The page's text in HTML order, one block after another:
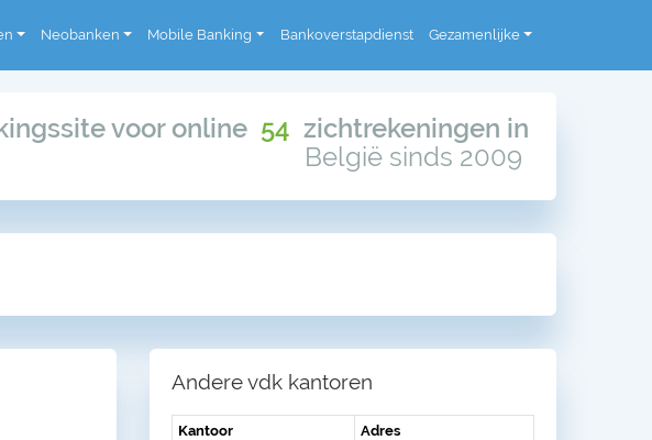
Neobanken Mobile Banking Bankoverstapdienst Gezamenlijke
voor online 54 zichtrekeningen in
België sinds 2009
Andere vdk kantoren
Kantoor
Adres